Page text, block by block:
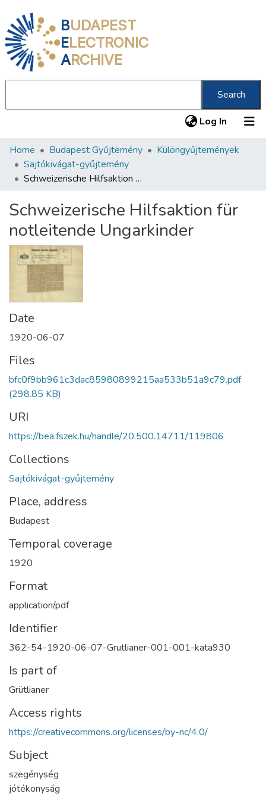
BUDAPEST
ELECTRONIC
ARCHIVE
Search
Log In (current)
Communities & Collections
All of DSpace
About us
Home Budapest Gyűjtemény
Különgyűjtemények
Sajtókivágat-gyűjtemény
Schweizerische Hilfsaktion für notleitende Ungarkinder
Schweizerische Hilfsaktion für
notleitende Ungarkinder
Date
1920-06-07
Files
bfc0f9bb961c3dac85980899215aa533b51a9c79.pdf
(298.85 KB)
URI
https://bea.fszek.hu/handle/20.500.14711/119806
Collections
Sajtókivágat-gyűjtemény
Place, address
Budapest
Temporal coverage
1920
Format
application/pdf
Identifier
362-54-1920-06-07-Grutlianer-001-001-kata930
Is part of
Grütlianer
Access rights
https://creativecommons.org/licenses/by-nc/4.0/
Subject
szegénység
jótékonyság